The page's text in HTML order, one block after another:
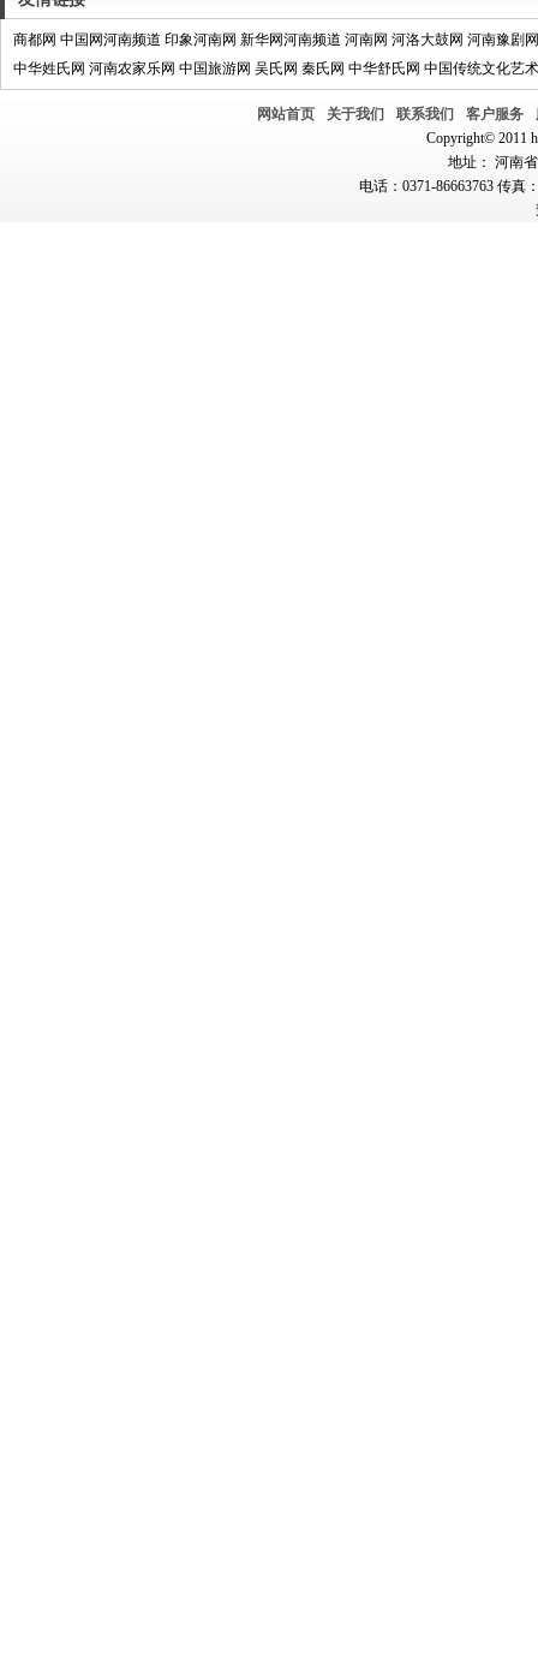
商都网 中国网河南频道 印象河南网 新华网河南频道 河南网 河洛大鼓网 河南豫剧网
中华姓氏网 河南农家乐网 中国旅游网 吴氏网 秦氏网 中华舒氏网 中国传统文化艺
网站首页 关于我们 联系我们 客户服务
Copyright© 2011
地址： 河南
电话：0371-86663763 传真